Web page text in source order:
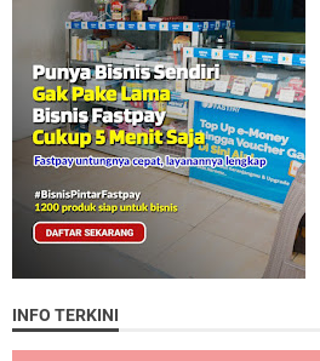
INFO TERKINI